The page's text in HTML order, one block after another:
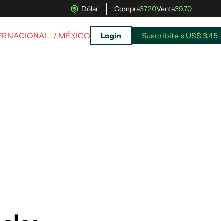
Dólar Compra37,20Venta39,70
/ MÉXICO Login Suscribite x US$ 3,45